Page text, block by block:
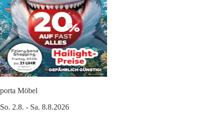
porta Möbel
So. 2.8. - Sa. 8.8.2026